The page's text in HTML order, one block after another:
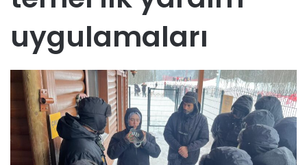
uygulamaları